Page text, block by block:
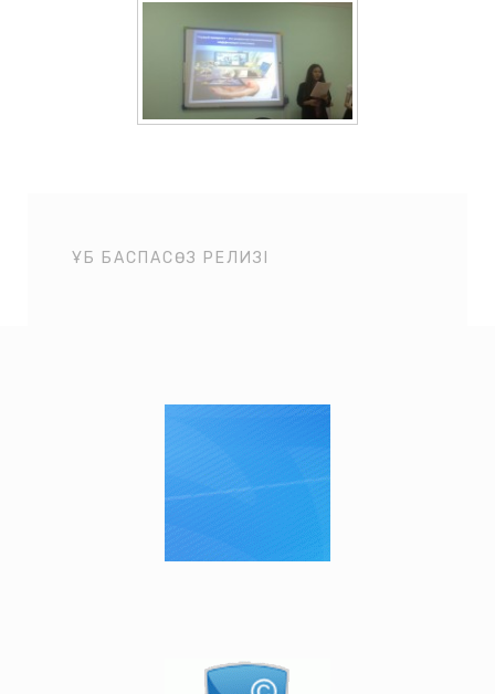
ҰБ БАСПАСӨЗ РЕЛИЗІ